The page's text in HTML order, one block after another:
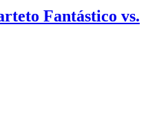
Fantástico vs.